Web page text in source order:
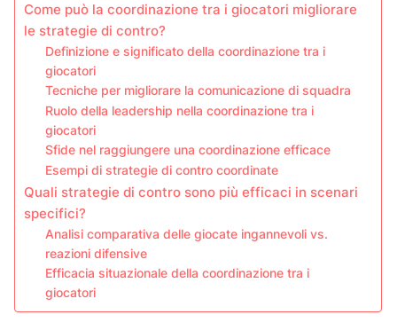
Come può la coordinazione tra i giocatori migliorare
le strategie di contro?
Definizione e significato della coordinazione tra i
giocatori
Tecniche per migliorare la comunicazione di squadra
Ruolo della leadership nella coordinazione tra i
giocatori
Sfide nel raggiungere una coordinazione efficace
Esempi di strategie di contro coordinate
Quali strategie di contro sono più efficaci in scenari
specifici?
Analisi comparativa delle giocate ingannevoli vs.
reazioni difensive
Efficacia situazionale della coordinazione tra i
giocatori